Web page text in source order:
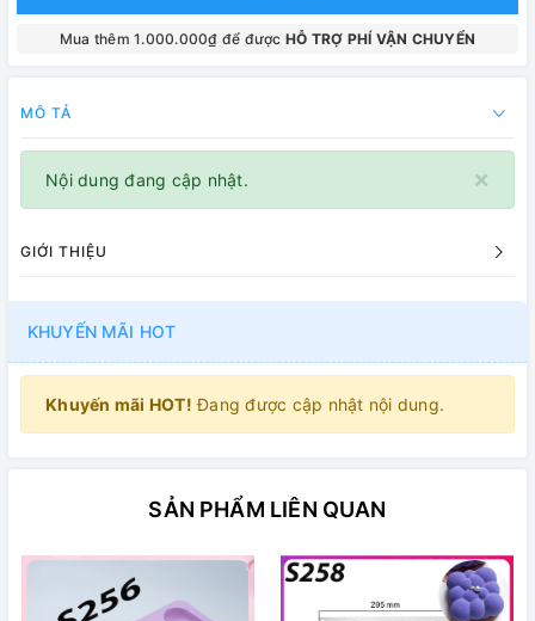
Mua thêm 1.000.000₫ để được HỖ TRỢ PHÍ VẬN CHUYỂN
MÔ TẢ
×
Nội dung đang cập nhật.
GIỚI THIỆU
KHUYẾN MÃI HOT
Khuyến mãi HOT! Đang được cập nhật nội dung.
SẢN PHẨM LIÊN QUAN